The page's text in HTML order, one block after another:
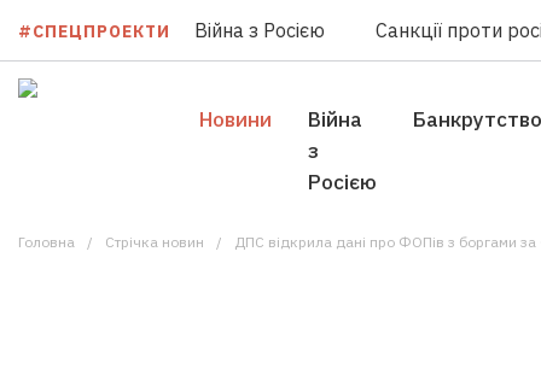
#СПЕЦПРОЕКТИ Війна з Росією Санкції проти
Новини
Війна
з
Росією
Банкрутство
Головна Стрічка новин ДПС відкрила дані про ФОПів з боргами